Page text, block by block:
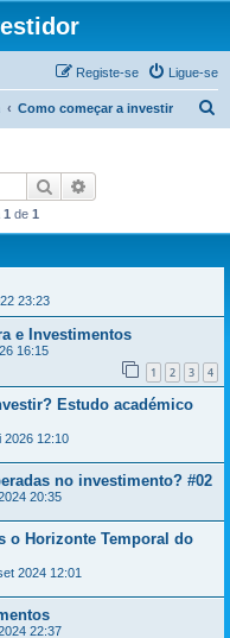
Ligue-se
Registe-se
Como começar a investir
Pesquisar
1 de 1
23:23
e Investimentos
16:15
1 2 3 4
Estudo académico
2026 12:10
no investimento? #02
20:35
o Horizonte Temporal do
2024 12:01
22:37